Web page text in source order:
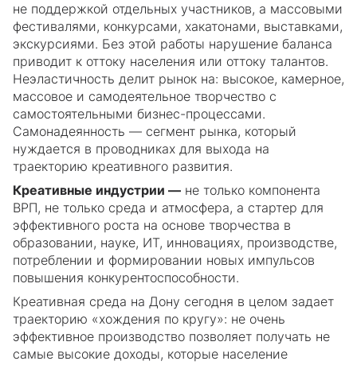
не поддержкой отдельных участников, а массовыми
фестивалями, конкурсами, хакатонами, выставками,
экскурсиями. Без этой работы нарушение баланса
приводит к оттоку населения или оттоку талантов.
Неэластичность делит рынок на: высокое, камерное,
массовое и самодеятельное творчество с
самостоятельными бизнес-процессами.
Самонадеянность — сегмент рынка, который
нуждается в проводниках для выхода на
траекторию креативного развития.
Креативные индустрии — не только компонента
ВРП, не только среда и атмосфера, а стартер для
эффективного роста на основе творчества в
образовании, науке, ИТ, инновациях, производстве,
потреблении и формировании новых импульсов
повышения конкурентоспособности.
Креативная среда на Дону сегодня в целом задает
траекторию «хождения по кругу»: не очень
эффективное производство позволяет получать не
самые высокие доходы, которые население